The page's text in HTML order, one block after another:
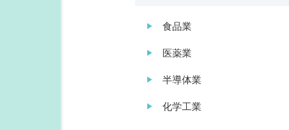
食品業
医薬業
半導体業
化学工業